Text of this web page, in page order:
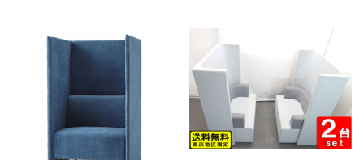
エ
ー
シ
が